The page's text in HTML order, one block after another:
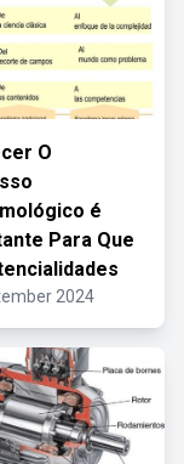
O
é
Para Que
2024